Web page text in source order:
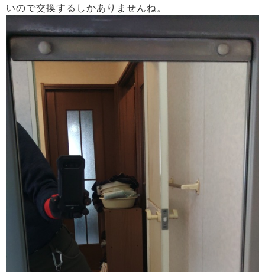
いので交換するしかありませんね。